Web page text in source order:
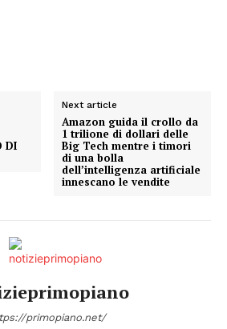
DI
Next article
Amazon guida il crollo da
1 trilione di dollari delle
Big Tech mentre i timori
di una bolla
dell’intelligenza artificiale
innescano le vendite
primopiano.net/